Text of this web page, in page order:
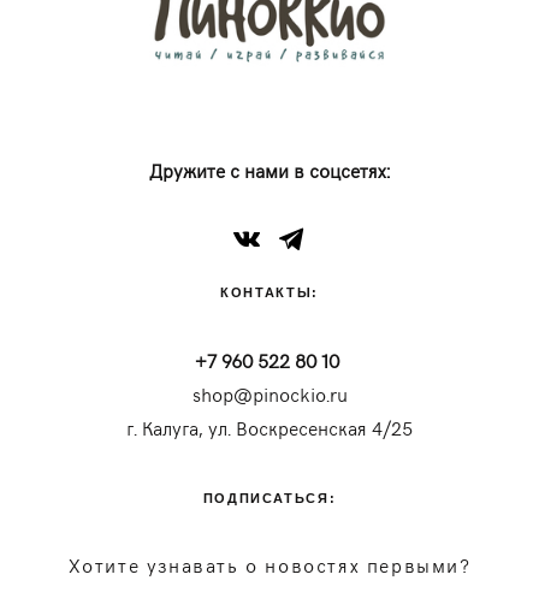
Дружите с нами в соцсетях:
КОНТАКТЫ:
+7 960 522 80 10
shop@pinockio.ru
г. Калуга, ул. Воскресенская 4/25
ПОДПИСАТЬСЯ:
Хотите узнавать о новостях первыми?